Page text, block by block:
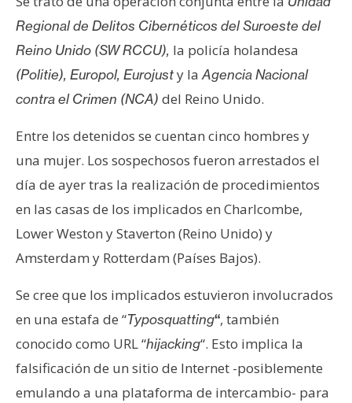
A
A
n
á
i
s
N
t
s
d
e
P
Regional de Delitos Cibernéticos del Suroeste del
Reino Unido (SW RCCU), la policía holandesa
(Politie), Europol, Eurojusty la Agencia Nacional
contra el Crimen (NCA) del Reino Unido.
Entre los detenidos se cuentan cinco hombres y
una mujer. Los sospechosos fueron arrestados el
día de ayer tras la realización de procedimientos
en las casas de los implicados en Charlcombe,
Lower Weston y Staverton (Reino Unido) y
Amsterdam y Rotterdam (Países Bajos).
Se cree que los implicados estuvieron involucrados
en una estafa de “Typosquatting“, también
conocido como URL “hijacking“. Esto implica la
falsificación de un sitio de Internet -posiblemente
emulando a una plataforma de intercambio- para